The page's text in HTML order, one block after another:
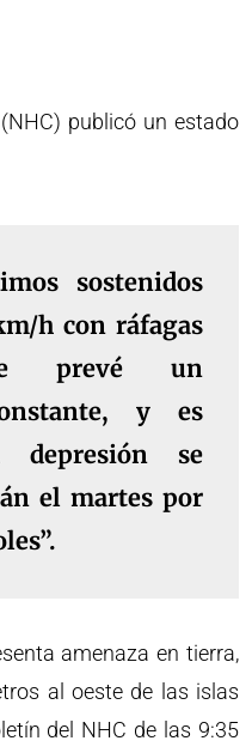
publicó un estado
sostenidos
h con ráfagas
prevé un
y es
depresión se
el martes por
amenaza en tierra,
al oeste de las islas
del NHC de las 9:35